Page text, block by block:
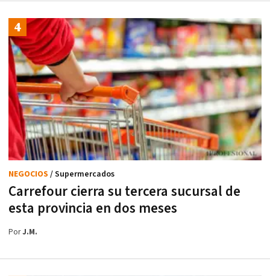
Carrefour cierra su tercera sucursal de
esta provincia en dos meses
NEGOCIOS / Supermercados
PorJ.M.